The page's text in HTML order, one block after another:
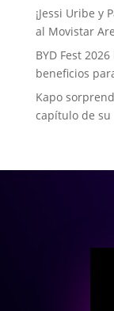
¡Jessi Uribe y
al Movistar
BYD Fest
beneficios
Kapo
capítulo de su